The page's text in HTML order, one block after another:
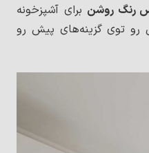
رنگ روشن برای آشپزخونه
رو توی گزینه‌های پیش رو